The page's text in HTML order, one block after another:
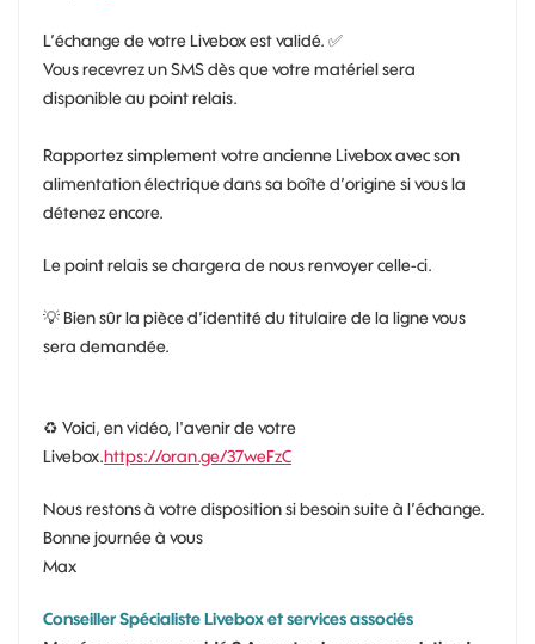
L’échange de votre Livebox est validé. ✅
Vous recevrez un SMS dès que votre matériel sera
disponible au point relais.
Rapportez simplement votre ancienne Livebox avec son
alimentation électrique dans sa boîte d’origine si vous la
détenez encore.
Le point relais se chargera de nous renvoyer celle-ci.
💡 Bien sûr la pièce d’identité du titulaire de la ligne vous
sera demandée.
♻ Voici, en vidéo, l'avenir de votre
Livebox.https://oran.ge/37weFzC
Nous restons à votre disposition si besoin suite à l’échange.
Bonne journée à vous
Max
Conseiller Spécialiste Livebox et services associés